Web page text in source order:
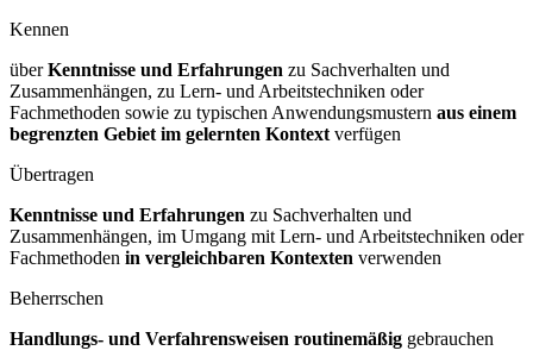
Kennen
überKenntnisse und Erfahrungen zu Sachverhalten und
Zusammenhängen, zu Lern- und Arbeitstechniken oder
Fachmethoden sowie zu typischen Anwendungsmustern aus einem
begrenzten Gebiet im gelernten Kontext verfügen
Übertragen
Kenntnisse und Erfahrungen zu Sachverhalten und
Zusammenhängen, im Umgang mit Lern- und Arbeitstechniken oder
Fachmethoden in vergleichbaren Kontexten verwenden
Beherrschen
Handlungs- und Verfahrensweisen routinemäßig gebrauchen